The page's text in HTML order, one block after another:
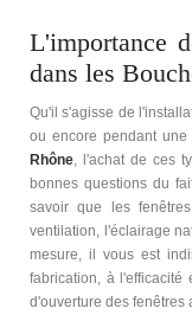
L'importance
dans les
Qu'il s'agisse de
ou encore pendant
Rhône, l'achat de ces
bonnes questions du
savoir que les
ventilation, l'éclairage
mesure, il vous est
fabrication, à l'efficacité
d'ouverture des fenêtres